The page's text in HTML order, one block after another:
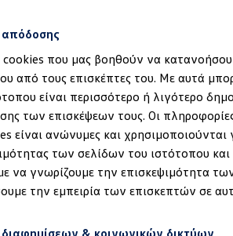
απόδοσης
cookies που μας βοηθούν να
από τους επισκέπτες του. Με αυτά
είναι περισσότερο ή λιγότερο
των επισκέψεων τους. Οι
είναι ανώνυμες και
των σελίδων του ιστότοπου
να γνωρίζουμε την επισκεψιμότητα
την εμπειρία των επισκεπτών σε
στα ID.